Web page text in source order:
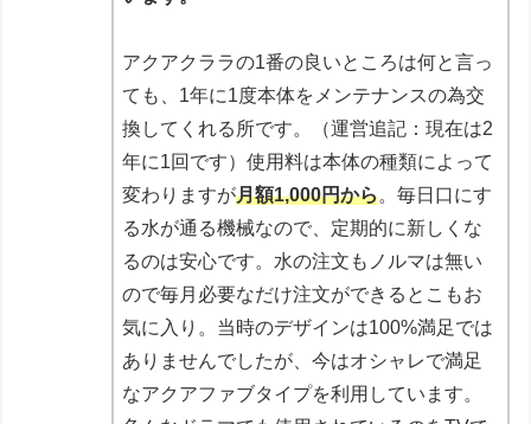
アクアクララの1番の良いところは何と言っ
ても、1年に1度本体をメンテナンスの為交
換してくれる所です。（運営追記：現在は2
年に1回です）使用料は本体の種類によって
変わりますが月額1,000円から。毎日口にす
る水が通る機械なので、定期的に新しくな
るのは安心です。水の注文もノルマは無い
ので毎月必要なだけ注文ができるとこもお
気に入り。当時のデザインは100%満足では
ありませんでしたが、今はオシャレで満足
なアクアファブタイプを利用しています。